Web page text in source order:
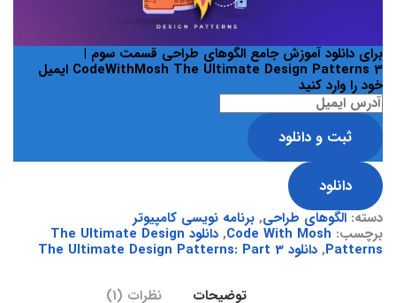
برای دانلود آموزش جامع الگوهای طراحی قسمت سوم |
CodeWithMosh The Ultimate Design Patterns 3 ایمیل
خود را وارد کنید
ثبت و دانلود
دانلود
دسته: الگوهای طراحی, برنامه نویسی کامپیوتر
برچسب: Code With Mosh
, دانلود The Ultimate Design
Patterns
, دانلود The Ultimate Design Patterns: Part 3
توضیحات نظرات (1)